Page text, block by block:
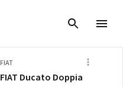
FIAT
FIAT Ducato Doppia